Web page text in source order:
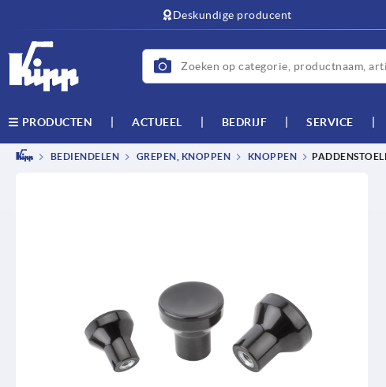
Deskundige producent
PRODUCTEN ACTUEEL BEDRIJF SERVICE
BEDIENDELEN GREPEN, KNOPPEN KNOPPEN